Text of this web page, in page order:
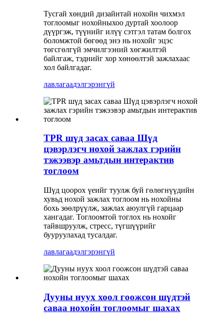
Тусгай хөндий дизайнтай нохойн чихмэл
тоглоомыг нохойныхоо дуртай хоолоор
дүүргэж, түүнийг илүү сэтгэл татам болгох
боломжтой бөгөөд энэ нь нохойг эцэс
төгсгөлгүй эмчилгээний хөгжилтэй
байлгаж, тэднийг хор хөнөөлтэй зажлахаас
хол байлгадаг.
лавлагаадэлгэрэнгүй
TPR шүд засах саваа Шүд
цэвэрлэгч нохой зажлах гэрийн
тэжээвэр амьтдын интерактив
тоглоом
Шүд цоорох үеийг туулж буй гөлөгнүүдийн
хувьд нохой зажлах тоглоом нь нохойны
бохь зөөлрүүлж, зажлах аюулгүй гарцаар
хангадаг. Тоглоомтой тоглох нь нохойг
тайвшруулж, стресс, түгшүүрийг
бууруулахад тусалдаг.
лавлагаадэлгэрэнгүй
Дууны нуух хоол гоожсон шүдтэй
саваа нохойн тоглоомыг шахах